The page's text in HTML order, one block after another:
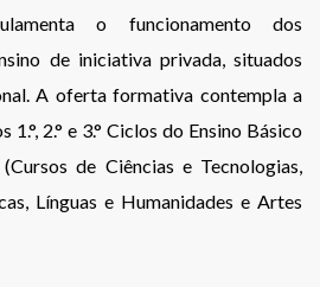
o funcionamento dos
de iniciativa privada, situados
A oferta formativa contempla a
1.°, 2.° e 3.° Ciclos do Ensino Básico
de Ciências e Tecnologias,
Línguas e Humanidades e Artes